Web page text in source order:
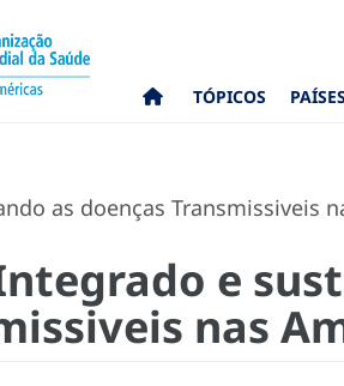
TÓPICOS
as doenças Transmissiveis
e
nas